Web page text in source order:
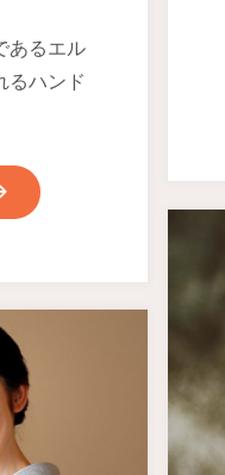
あるエル
るハンド